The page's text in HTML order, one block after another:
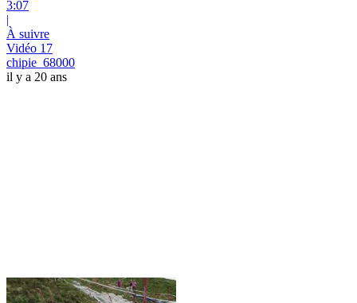
3:07
|
À suivre
Vidéo 17
chipie_68000
il y a 20 ans